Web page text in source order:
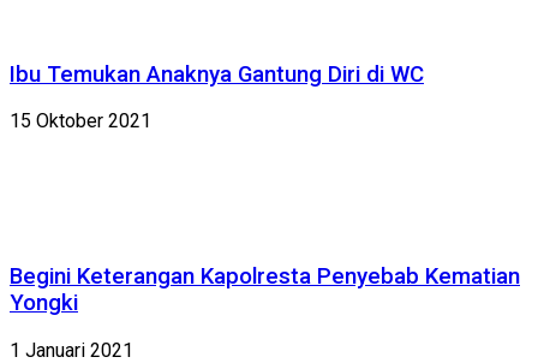
Ibu Temukan Anaknya Gantung Diri di WC
15 Oktober 2021
Begini Keterangan Kapolresta Penyebab Kematian
Yongki
1 Januari 2021